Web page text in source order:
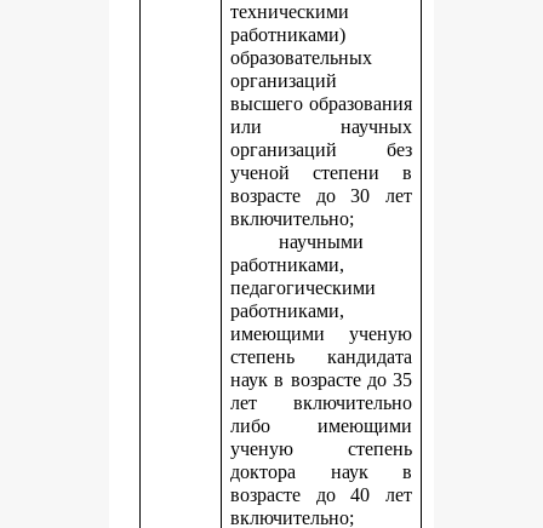
техническими
работниками)
образовательных
организаций
высшего образования
или научных
организаций без
ученой степени в
возрасте до 30 лет
включительно;
научными
работниками,
педагогическими
работниками,
имеющими ученую
степень кандидата
наук в возрасте до 35
лет включительно
либо имеющими
ученую степень
доктора наук в
возрасте до 40 лет
включительно;